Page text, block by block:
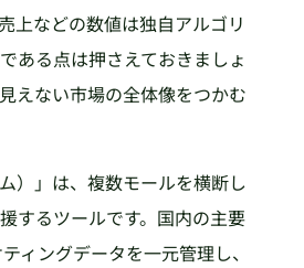
上などの数値は独自アルゴリ
ある点は押さえておきましょ
えない市場の全体像をつかむ
）」は、複数モールを横断し
するツールです。国内の主要
ィングデータを一元管理し、